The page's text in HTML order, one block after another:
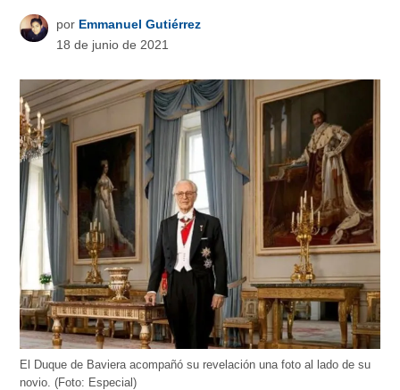
por Emmanuel Gutiérrez
18 de junio de 2021
El Duque de Baviera acompañó su revelación una foto al lado de su
novio. (Foto: Especial)